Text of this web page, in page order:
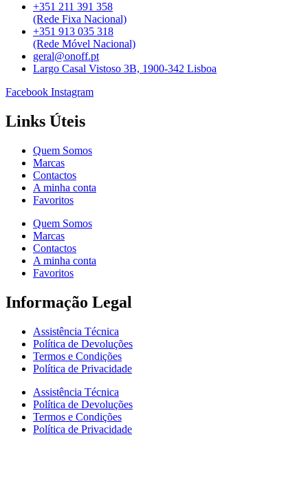
+351 211 391 358
(Rede Fixa Nacional)
+351 913 035 318
(Rede Móvel Nacional)
geral@onoff.pt
Largo Casal Vistoso 3B, 1900-342 Lisboa
Facebook Instagram
Links Úteis
Quem Somos
Marcas
Contactos
A minha conta
Favoritos
Quem Somos
Marcas
Contactos
A minha conta
Favoritos
Informação Legal
Assistência Técnica
Política de Devoluções
Termos e Condições
Política de Privacidade
Assistência Técnica
Política de Devoluções
Termos e Condições
Política de Privacidade